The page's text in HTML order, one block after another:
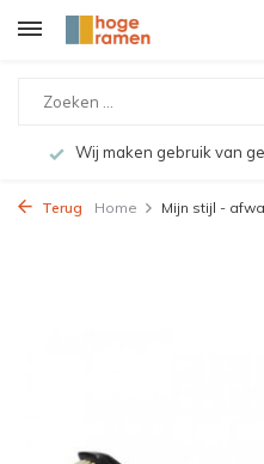
Wij maken gebruik van
Terug Home Mijn stijl -